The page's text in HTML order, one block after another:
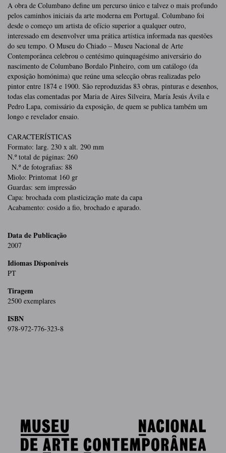
A obra de Columbano define um percurso único e talvez o mais profundo
pelos caminhos iniciais da arte moderna em Portugal. Columbano foi
desde o começo um artista de ofício superior a qualquer outro,
interessado em desenvolver uma prática artística informada nas questões
do seu tempo. O Museu do Chiado – Museu Nacional de Arte
Contemporânea celebrou o centésimo quinquagésimo aniversário do
nascimento de Columbano Bordalo Pinheiro, com um catálogo (da
exposição homónima) que reúne uma selecção obras realizadas pelo
pintor entre 1874 e 1900. São reproduzidas 83 obras, pinturas e desenhos,
todas elas comentadas por Maria de Aires Silveira, María Jesús Ávila e
Pedro Lapa, comissário da exposição, de quem se publica também um
longo e revelador ensaio.
CARACTERÍSTICAS
Formato: larg. 230 x alt. 290 mm
N.º total de páginas: 260
N.º de fotografias: 88
Miolo: Printomat 160 gr
Guardas: sem impressão
Capa: brochada com plasticização mate da capa
Acabamento: cosido a fio, brochado e aparado.
Data de Publicação
2007
Idiomas Dísponiveis
PT
Tiragem
2500 exemplares
ISBN
978-972-776-323-8